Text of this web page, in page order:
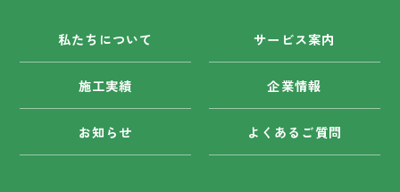
私たちについて サービス案内
施工実績 企業情報
お知らせ よくあるご質問